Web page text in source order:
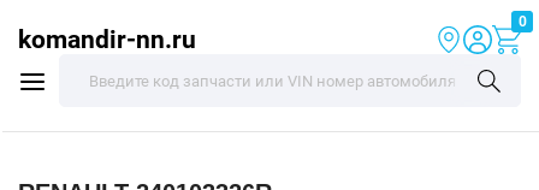
komandir-nn.ru
0